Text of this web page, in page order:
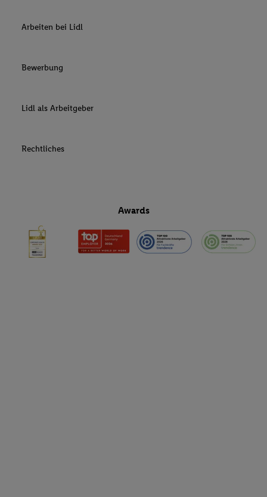
Arbeiten bei Lidl
Bewerbung
Lidl als Arbeitgeber
Rechtliches
Awards